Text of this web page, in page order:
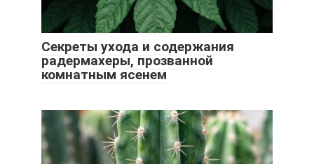
Секреты ухода и содержания
радермахеры, прозванной
комнатным ясенем